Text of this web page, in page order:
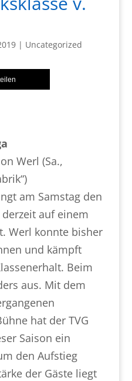
| Uncategorized
Werl (Sa.,
am Samstag den
auf einem
Werl konnte bisher
und kämpft
Beim
aus. Mit dem
hat der TVG
Saison ein
den Aufstieg
der Gäste liegt